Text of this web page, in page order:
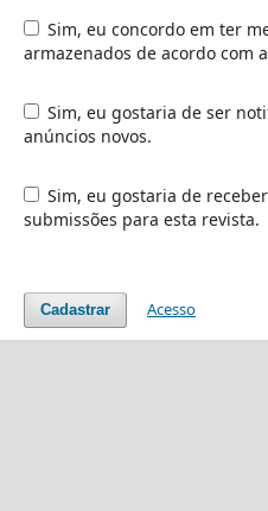
Sim, eu concordo em ter meus dados coletados e
armazenados de acordo com a
Sim, eu gostaria de ser notificado(a) de publicações e
anúncios novos.
Sim, eu gostaria de receber solicitações para avaliar
submissões para esta revista.
Cadastrar Acesso